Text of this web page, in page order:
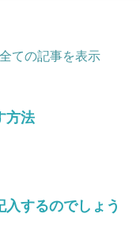
全ての記事を表示
方法
するのでしょう